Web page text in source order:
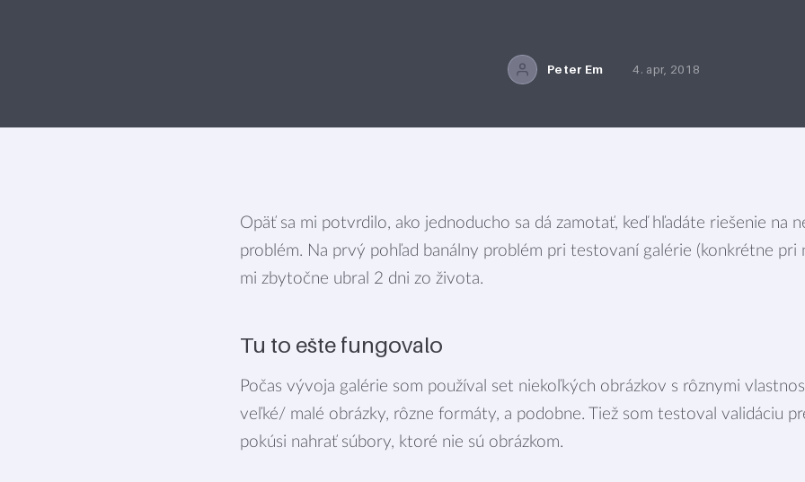
Peter Em 4. apr, 2018
Opäť sa mi potvrdilo, ako jednoducho sa dá zamotať, keď hľadáte riešenie na
problém. Na prvý pohľad banálny problém pri testovaní galérie (konkrétne pri
mi zbytočne ubral 2 dni zo života.
Tu to ešte fungovalo
Počas vývoja galérie som používal set niekoľkých obrázkov s rôznymi
veľké/ malé obrázky, rôzne formáty, a podobne. Tiež som testoval validáciu
pokúsi nahrať súbory, ktoré nie sú obrázkom.